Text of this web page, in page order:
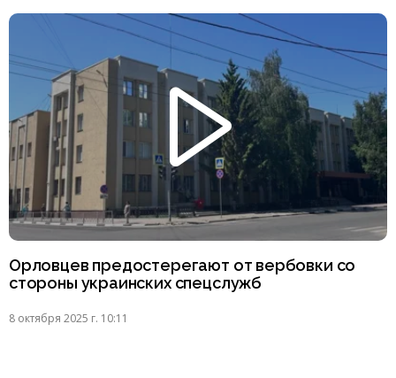
Орловцев предостерегают от вербовки со
стороны украинских спецслужб
8 октября 2025 г. 10:11